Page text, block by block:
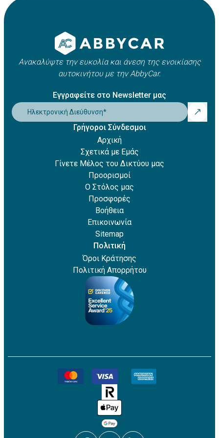
Apple Pay
νέους οδηγούς.
Ανακαλύψτε την ευκολία και άνεση της ενοικίασης
αυτοκινήτου με την AbbyCar.
Εγγραφείτε στο Newsletter μας
Ηλεκτρονική Διεύθυνση*
Γρήγοροι Σύνδεσμοι
Αρχική
Σχετικά με Εμάς
Γίνετε Μέλος του Δικτύου μας
Προορισμοί
Ο Στόλος μας
Προσφορές
Βοήθεια
Επικοινωνία
Sitemap
Πολιτική
Όροι Κράτησης
Πολιτική Απορρήτου